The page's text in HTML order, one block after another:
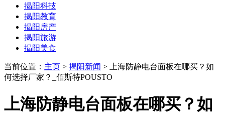
揭阳科技
揭阳教育
揭阳房产
揭阳旅游
揭阳美食
当前位置： 主页 > 揭阳新闻 > 上海防静电台面板在哪买？如
何选择厂家？_佰斯特POUSTO
上海防静电台面板在哪买？如